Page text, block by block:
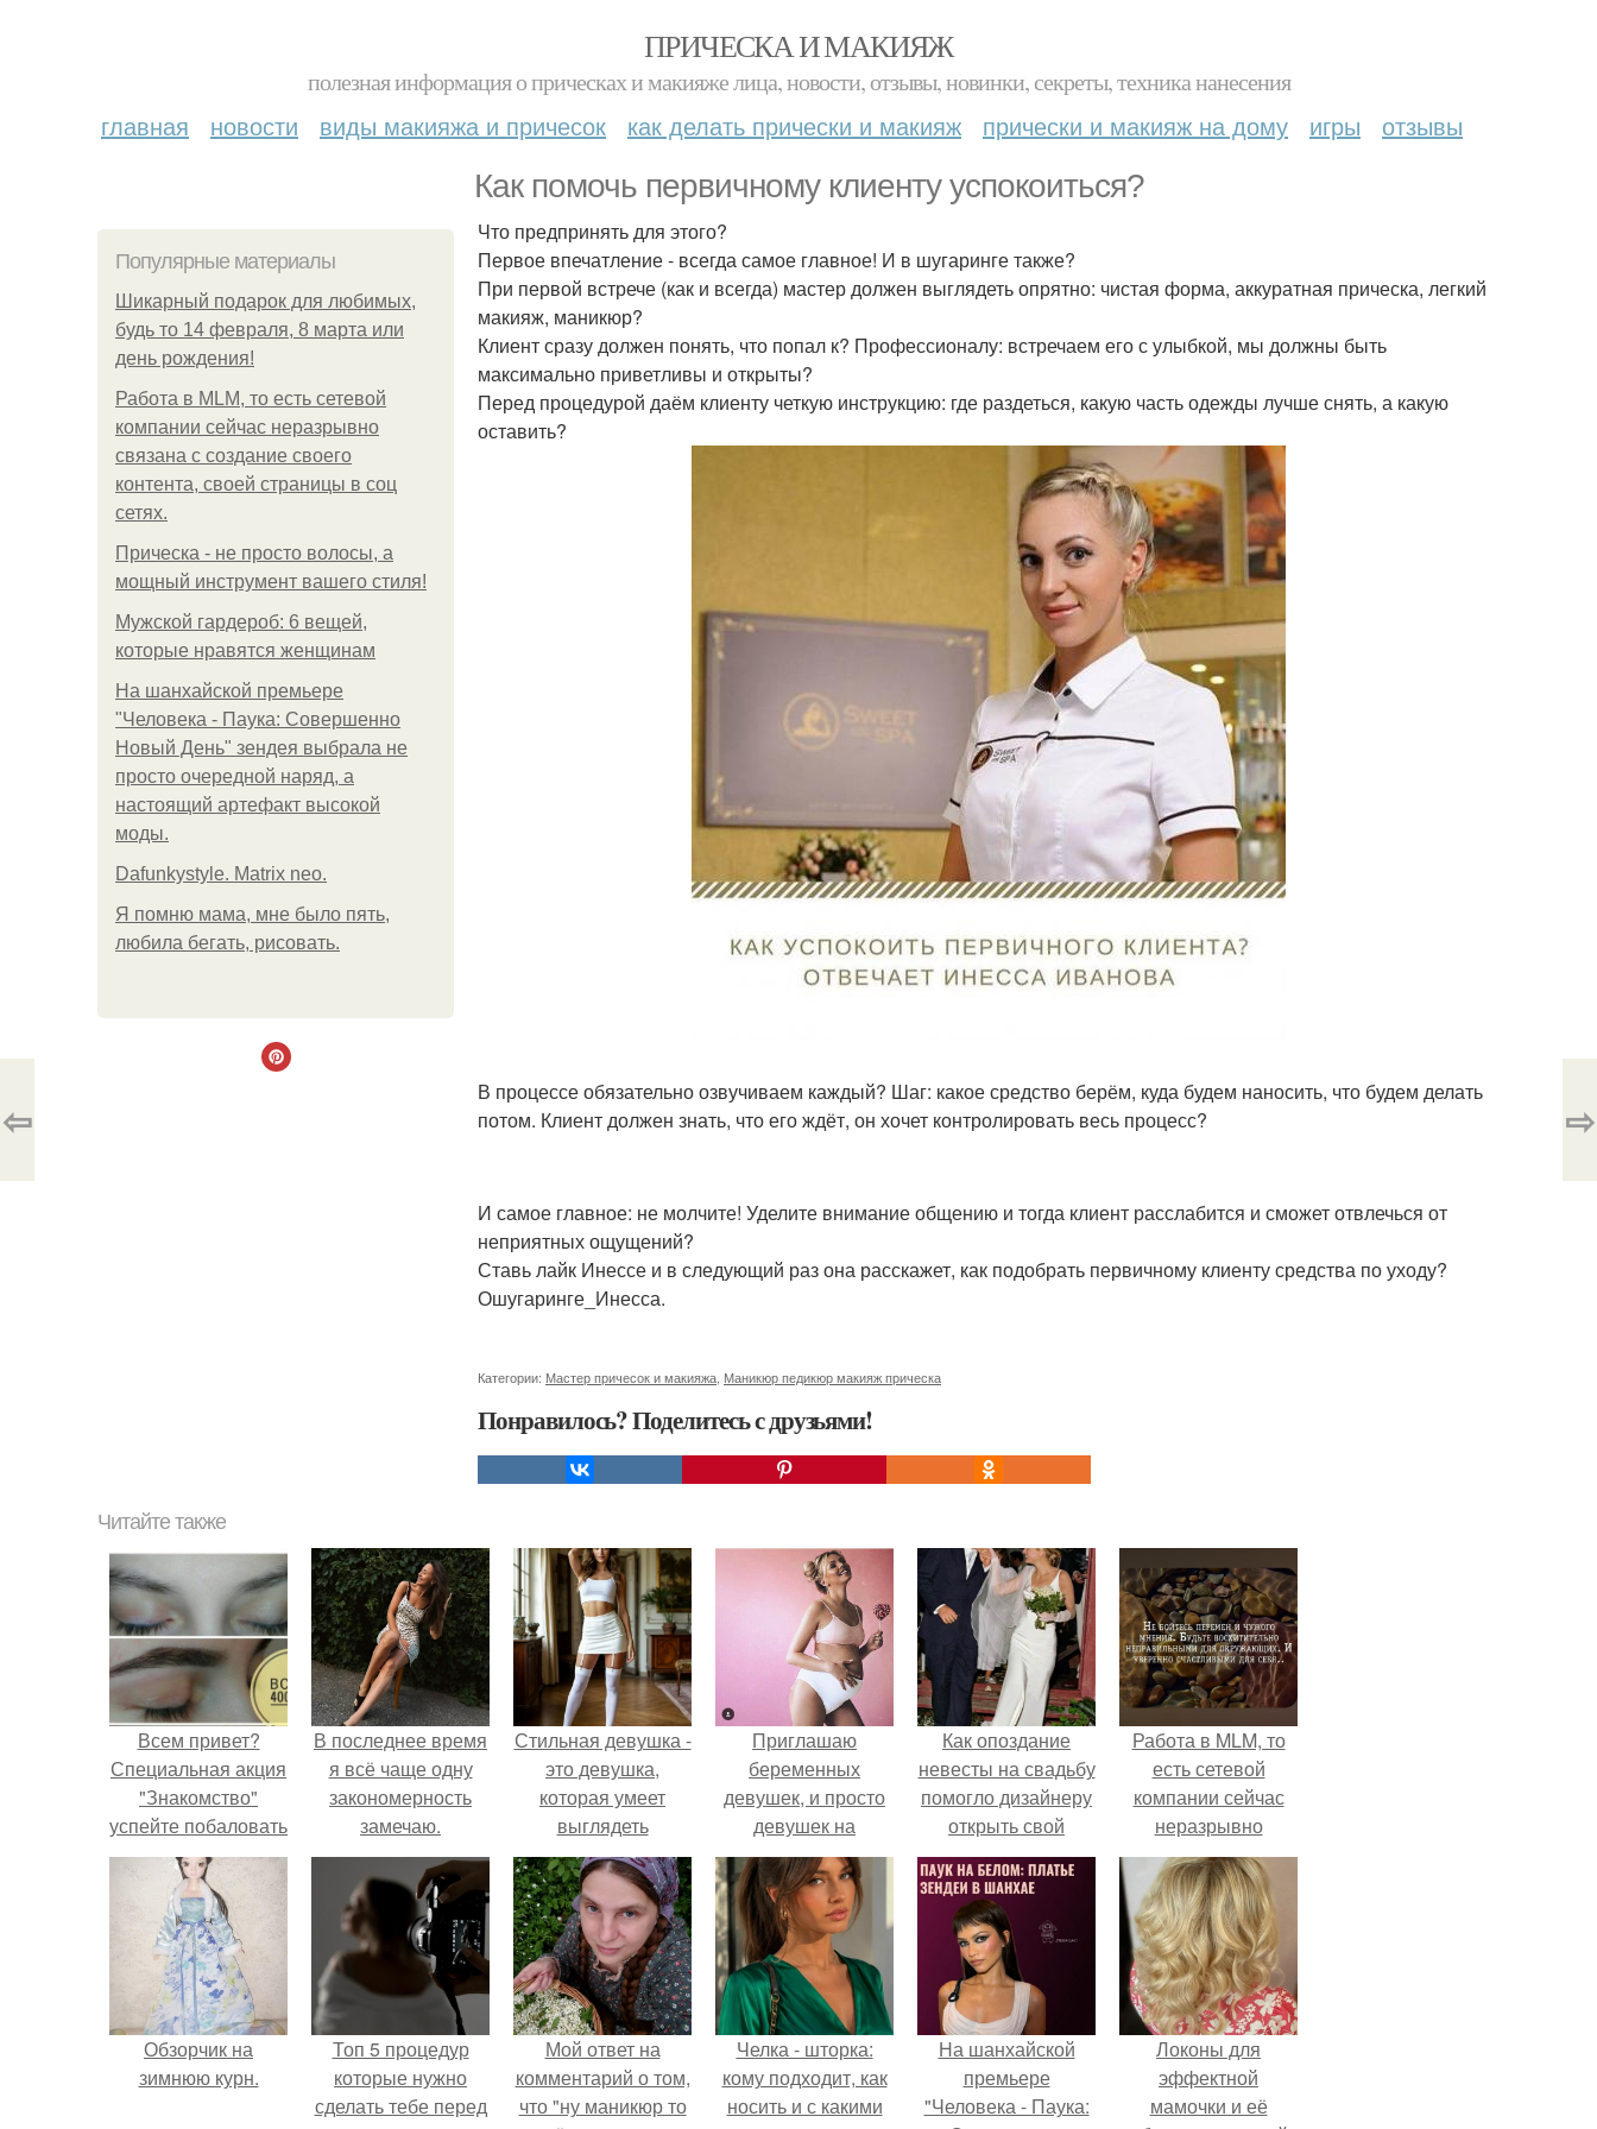
ПРИЧЕСКА И МАКИЯЖ
полезная информация о прическах и макияже лица, новости, отзывы, новинки, секреты, техника нанесения
главная новости виды макияжа и причесок как делать прически и макияж прически и макияж на дому игры отзывы
Как помочь первичному клиенту успокоиться?
Популярные материалы
Шикарный подарок для любимых,
будь то 14 февраля, 8 марта или
день рождения!
Работа в MLM, то есть сетевой
компании сейчас неразрывно
связана с создание своего
контента, своей страницы в соц
сетях.
Прическа - не просто волосы, а
мощный инструмент вашего стиля!
Мужской гардероб: 6 вещей,
которые нравятся женщинам
На шанхайской премьере
"Человека - Паука: Совершенно
Новый День" зендея выбрала не
просто очередной наряд, а
настоящий артефакт высокой
моды.
Dafunkystyle. Matrix neo.
Я помню мама, мне было пять,
любила бегать, рисовать.
Что предпринять для этого?
Первое впечатление - всегда самое главное! И в шугаринге также?
При первой встрече (как и всегда) мастер должен выглядеть опрятно: чистая форма, аккуратная прическа, легкий
макияж, маникюр?
Клиент сразу должен понять, что попал к? Профессионалу: встречаем его с улыбкой, мы должны быть
максимально приветливы и открыты?
Перед процедурой даём клиенту четкую инструкцию: где раздеться, какую часть одежды лучше снять, а какую
оставить?
В процессе обязательно озвучиваем каждый? Шаг: какое средство берём, куда будем наносить, что будем делать
потом. Клиент должен знать, что его ждёт, он хочет контролировать весь процесс?
И самое главное: не молчите! Уделите внимание общению и тогда клиент расслабится и сможет отвлечься от
неприятных ощущений?
Ставь лайк Инессе и в следующий раз она расскажет, как подобрать первичному клиенту средства по уходу?
Ошугаринге_Инесса.
Категории: Мастер причесок и макияжа Маникюр педикюр макияж прическа
Понравилось? Поделитесь с друзьями!
⇦ ⇨
Читайте также
Всем привет?
Специальная акция
"Знакомство"
успейте побаловать
себя перед
праздниками.
В последнее время
я всё чаще одну
закономерность
замечаю.
Стильная девушка -
это девушка,
которая умеет
выглядеть
привлекательно и
элегантно в любои
ситуации.
Приглашаю
беременных
девушек, и просто
девушек на
стильную
фотосъёмку на
фонах?
Как опоздание
невесты на свадьбу
помогло дизайнеру
открыть свой
бренд.
Работа в MLM, то
есть сетевой
компании сейчас
неразрывно
связана с создание
своего контента,
своей страницы в
соц сетях.
Обзорчик на
зимнюю курн.
Топ 5 процедур
которые нужно
сделать тебе перед
Мой ответ на
комментарий о том,
что "ну маникюр то
Челка - шторка:
кому подходит, как
носить и с какими
На шанхайской
премьере
"Человека - Паука:
Локоны для
эффектной
мамочки и её